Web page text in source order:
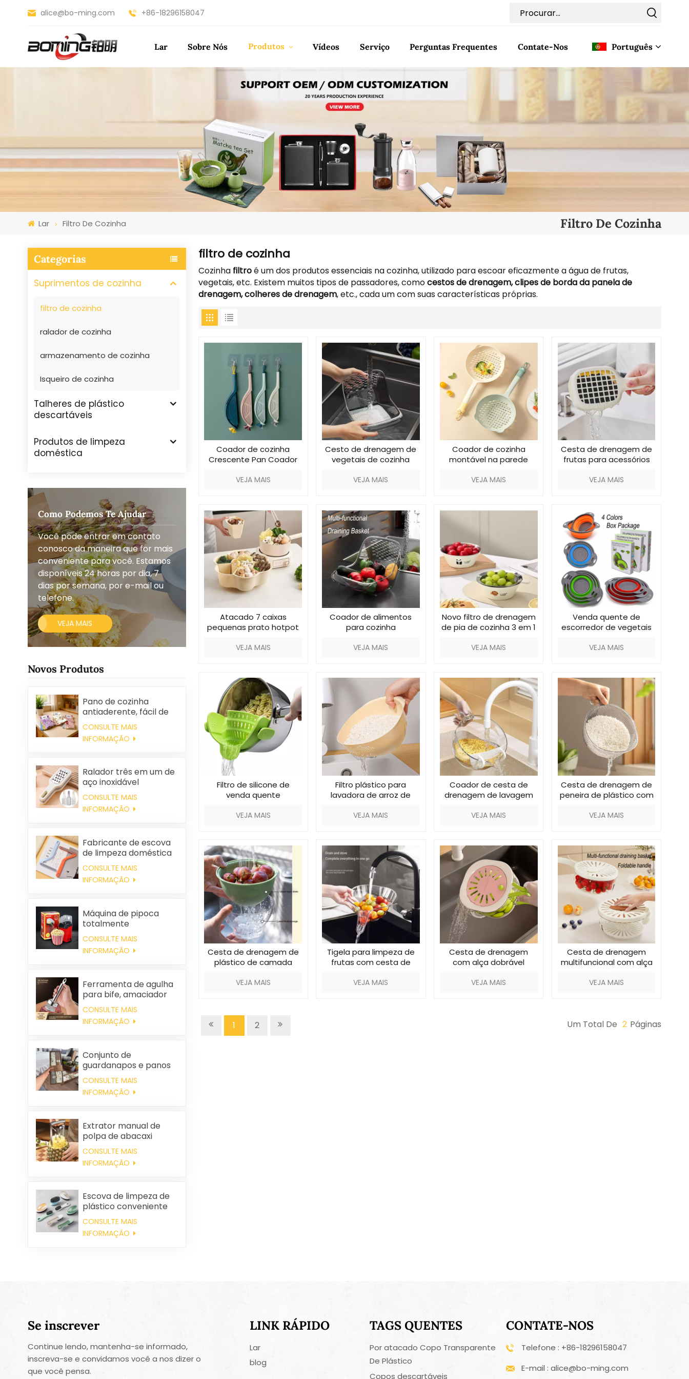
alice@bo-ming.com +86-18296158047
Lar Sobre Nós Produtos Vídeos Serviço Perguntas Frequentes Contate-Nos Português
English
Français
Español
Türkçe
Lar Filtro De Cozinha Filtro De Cozinha
Categorias
Suprimentos de cozinha
filtro de cozinha
ralador de cozinha
armazenamento de cozinha
Isqueiro de cozinha
Talheres de plástico
descartáveis
Produtos de limpeza
doméstica
Como Podemos Te Ajudar
Você pode entrar em contato
conosco da maneira que for mais
conveniente para você. Estamos
disponíveis 24 horas por dia, 7
dias por semana, por e-mail ou
telefone.
VEJA MAIS
Novos Produtos
Pano de cozinha
antiaderente, fácil de
limpar, grosso,
estampado, quadrado,
em tecido de coral
CONSULTE MAIS
INFORMAÇÃO
Ralador três em um de
aço inoxidável
CONSULTE MAIS
INFORMAÇÃO
Fabricante de escova
de limpeza doméstica
de plástico para
roupas, removedora de
pelos estáticos
CONSULTE MAIS
INFORMAÇÃO
Máquina de pipoca
totalmente
automática, portátil e
para uso doméstico.
CONSULTE MAIS
INFORMAÇÃO
Ferramenta de agulha
para bife, amaciador
de carne
CONSULTE MAIS
INFORMAÇÃO
Conjunto de
guardanapos e panos
de limpeza quadrados
de algodão
personalizados para
CONSULTE MAIS
INFORMAÇÃO
Extrator manual de
polpa de abacaxi
CONSULTE MAIS
INFORMAÇÃO
Escova de limpeza de
plástico conveniente
por atacado
CONSULTE MAIS
INFORMAÇÃO
filtro de cozinha
Cozinha filtroé um dos produtos essenciais na cozinha, utilizado para escoar eficazmente a água de frutas,
vegetais, etc. Existem muitos tipos de passadores, comocestos de drenagem, clipes de borda da panela de
drenagem, colheres de drenagem, etc., cada um com suas características próprias.
Coador de cozinha
Crescente Pan Coador
VEJA MAIS
Cesto de drenagem de
vegetais de cozinha
VEJA MAIS
Coador de cozinha
montável na parede
VEJA MAIS
Cesta de drenagem de
frutas para acessórios
VEJA MAIS
Atacado 7 caixas
pequenas prato hotpot
cozinha
VEJA MAIS
Coador de alimentos
para cozinha
VEJA MAIS
Novo filtro de drenagem
de pia de cozinha 3 em 1
VEJA MAIS
Venda quente de
escorredor de vegetais
VEJA MAIS
Filtro de silicone de
venda quente
VEJA MAIS
Filtro plástico para
lavadora de arroz de
VEJA MAIS
Coador de cesta de
drenagem de lavagem
VEJA MAIS
Cesta de drenagem de
peneira de plástico com
VEJA MAIS
Cesta de drenagem de
plástico de camada
VEJA MAIS
Tigela para limpeza de
frutas com cesta de
VEJA MAIS
Cesta de drenagem
com alça dobrável
VEJA MAIS
Cesta de drenagem
multifuncional com alça
VEJA MAIS
1 2 Um Total De 2 Páginas
Se inscrever
Continue lendo, mantenha-se informado,
inscreva-se e convidamos você a nos dizer o
que você pensa.
LINK RÁPIDO
Lar
blog
TAGS QUENTES
Por atacado Copo Transparente
De Plástico
Copos descartáveis
CONTATE-NOS
Telefone : +86-18296158047
E-mail : alice@bo-ming.com